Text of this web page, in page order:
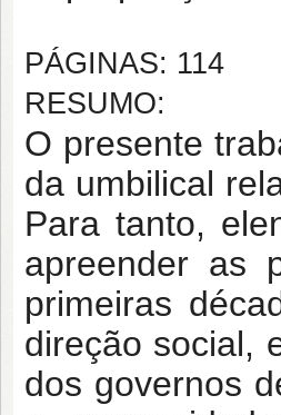
PÁGINAS: 114
RESUMO:
O presente
da umbilical
Para tanto,
apreender as
primeiras
direção social,
dos governos